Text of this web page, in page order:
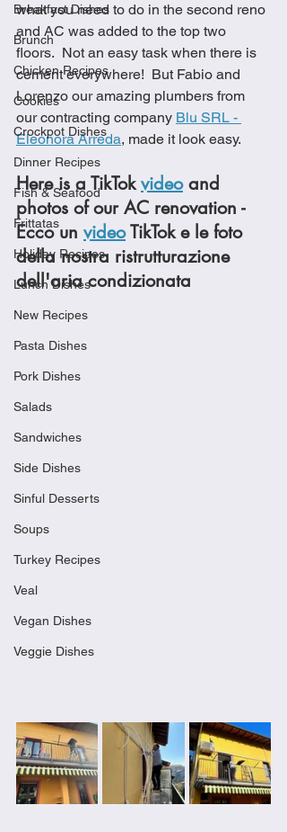
Breakfast Dishes
Brunch
Chicken Recipes
Cookies
Crockpot Dishes
Dinner Recipes
Fish & Seafood
Frittatas
Holiday Recipes
Lunch Dishes
New Recipes
Pasta Dishes
Pork Dishes
Salads
Sandwiches
Side Dishes
Sinful Desserts
Soups
Turkey Recipes
Veal
Vegan Dishes
Veggie Dishes
what you need to do in the second reno
and AC was added to the top two
floors.  Not an easy task when there is
cement everywhere!  But Fabio and
Lorenzo our amazing plumbers from
our contracting company Blu SRL -
Eleonora Arreda, made it look easy.
Here is a TikTok video and
photos of our AC renovation -
Ecco un video TikTok e le foto
della nostra ristrutturazione
dell'aria condizionata